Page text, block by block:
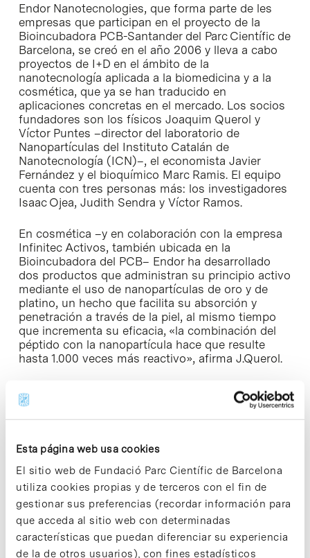
Esta página web usa cookies
El sitio web de Fundació Parc Científic de Barcelona
utiliza cookies propias y de terceros con el fin de
gestionar sus preferencias (recordar información para
que acceda al sitio web con determinadas
características que puedan diferenciar su experiencia
de la de otros usuarios), con fines estadísticos
Endor Nanotecnologies, que forma parte de les
empresas que participan en el proyecto de la
Bioincubadora PCB-Santander del Parc Científic de
Barcelona, se creó en el año 2006 y lleva a cabo
proyectos de I+D en el ámbito de la
nanotecnología aplicada a la biomedicina y a la
cosmética, que ya se han traducido en
aplicaciones concretas en el mercado. Los socios
fundadores son los físicos Joaquim Querol y
Víctor Puntes –director del laboratorio de
Nanopartículas del Instituto Catalán de
Nanotecnología (ICN)–, el economista Javier
Fernández y el bioquímico Marc Ramis. El equipo
cuenta con tres personas más: los investigadores
Isaac Ojea, Judith Sendra y Víctor Ramos.
En cosmética –y en colaboración con la empresa
Infinitec Activos, también ubicada en la
Bioincubadora del PCB– Endor ha desarrollado
dos productos que administran su principio activo
mediante el uso de nanopartículas de oro y de
platino, un hecho que facilita su absorción y
penetración a través de la piel, al mismo tiempo
que incrementa su eficacia, «la combinación del
péptido con la nanopartícula hace que resulte
hasta 1.000 veces más reactivo», afirma J.Querol.
En biomedicina, la empresa desarrolla estrategias
específicas para mejorar los sistemas de
diagnóstico y terapia de algunas enfermedades.
Instituto Catalán de Nanotecnología, está
trabajando en una nueva nanopartícula magnética
que podría ser utilizada como agente de contraste
en exploraciones de resonancia magnética. Otra
de sus líneas de investigación estudia el
desarrollo de nuevas nanopartículas que puedan
ser útiles para mejorar el tratamiento de diversas
patologías, como el cáncer, las enfermedades